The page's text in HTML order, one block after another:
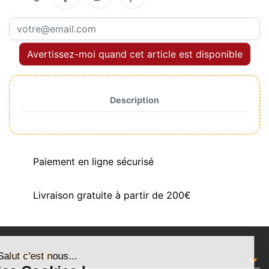
Avertissez-moi quand cet article est disponible
Description
Paiement en ligne sécurisé
Livraison gratuite à partir de 200€
PRODUITS
Salut c'est nous...